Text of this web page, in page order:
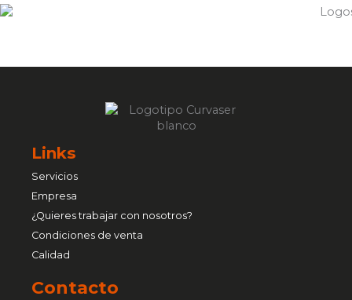
Links
Servicios
Empresa
¿Quieres trabajar con nosotros?
Condiciones de venta
Calidad
Contacto